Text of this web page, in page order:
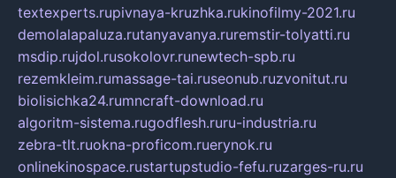
textexperts.rupivnaya-kruzhka.rukinofilmy-2021.ru
demolalapaluza.rutanyavanya.ruremstir-tolyatti.ru
msdip.rujdol.rusokolovr.runewtech-spb.ru
rezemkleim.rumassage-tai.ruseonub.ruzvonitut.ru
biolisichka24.rumncraft-download.ru
algoritm-sistema.rugodflesh.ruru-industria.ru
zebra-tlt.ruokna-proficom.ruerynok.ru
onlinekinospace.rustartupstudio-fefu.ruzarges-ru.ru